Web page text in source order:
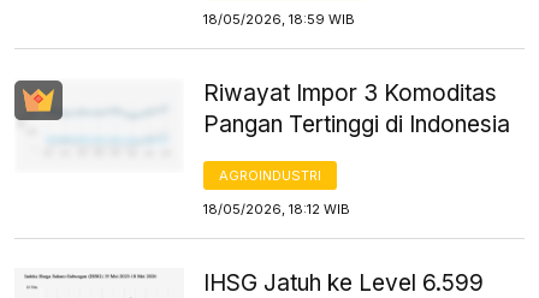
18/05/2026, 18:59 WIB
Riwayat Impor 3 Komoditas
Pangan Tertinggi di Indonesia
AGROINDUSTRI
18/05/2026, 18:12 WIB
IHSG Jatuh ke Level 6.599